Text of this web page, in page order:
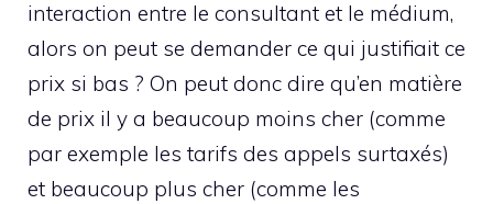
interaction entre le consultant et le médium,
alors on peut se demander ce qui justifiait ce
prix si bas ? On peut donc dire qu’en matière
de prix il y a beaucoup moins cher (comme
par exemple les tarifs des appels surtaxés)
et beaucoup plus cher (comme les